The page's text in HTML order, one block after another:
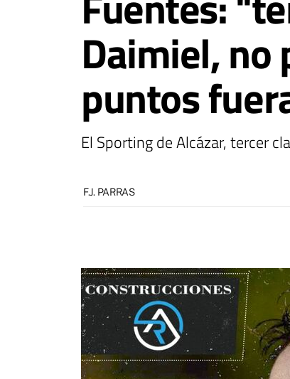
Daimiel, no
puntos
El Sporting de Alcázar, tercer
F.J. PARRAS